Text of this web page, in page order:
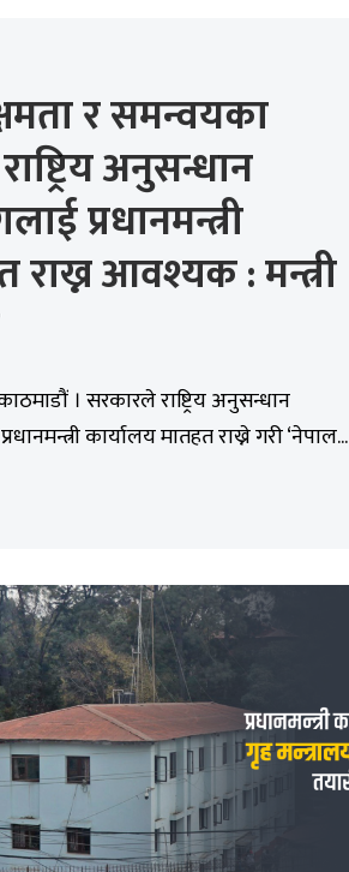
र समन्वयका
अनुसन्धान
प्रधानमन्त्री
राख्न आवश्यक : मन्त्री
। सरकारले राष्ट्रिय अनुसन्धान
कार्यालय मातहत राख्ने गरी ‘नेपाल...